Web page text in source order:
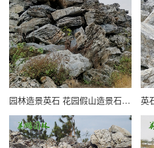
园林造景英石 花园假山造景石材 峰石大英石庭院点缀置石源头